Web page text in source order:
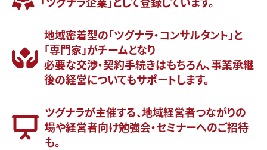
地域密着型の「ツグナラ・コンサルタント」と
「専門家」がチームとなり
必要な交渉・契約手続きはもちろん、事業承継
後の経営についてもサポートします。
ツグナラが主催する、地域経営者つながりの
場や経営者向け勉強会・セミナーへのご招待
も。